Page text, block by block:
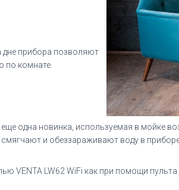
дне прибора позволяют
по комнате.
одна новинка, используемая в мойке
и обеззараживают воду в
VENTA LW62 WiFi как при помощи